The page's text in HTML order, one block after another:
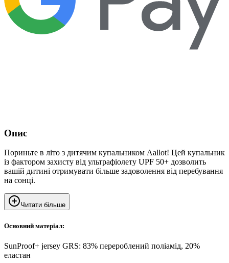
Опис
Пориньте в літо з дитячим купальником Aallot! Цей купальник
із фактором захисту від ультрафіолету UPF 50+ дозволить
вашій дитині отримувати більше задоволення від перебування
на сонці.
Читати більше
Основний матеріал:
SunProof+ jersey GRS: 83% перероблений поліамід, 20%
еластан